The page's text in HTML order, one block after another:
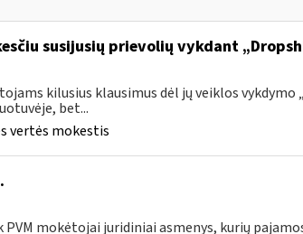
susijusių prievolių vykdant
kilusius klausimus dėl jų veiklos
bet...
vertės mokestis
mokėtojai juridiniai asmenys, kurių